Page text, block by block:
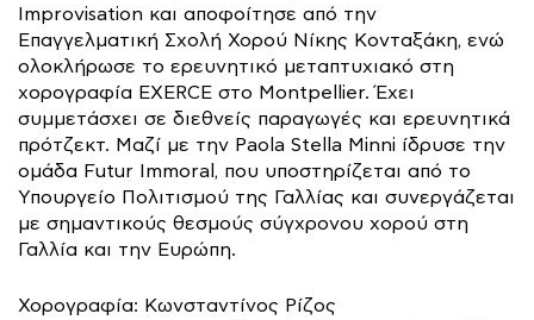
Improvisation και αποφοίτησε από την
Επαγγελματική Σχολή Χορού Νίκης Κονταξάκη, ενώ
ολοκλήρωσε το ερευνητικό μεταπτυχιακό στη
χορογραφία EXERCE στο Montpellier. Έχει
συμμετάσχει σε διεθνείς παραγωγές και ερευνητικά
πρότζεκτ. Μαζί με την Paola Stella Minni ίδρυσε την
ομάδα Futur Immoral, που υποστηρίζεται από το
Υπουργείο Πολιτισμού της Γαλλίας και συνεργάζεται
με σημαντικούς θεσμούς σύγχρονου χορού στη
Γαλλία και την Ευρώπη.
Χορογραφία: Κωνσταντίνος Ρίζος